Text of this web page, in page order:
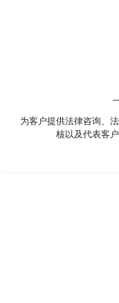
为客户提供法律咨询、
核以及代表客